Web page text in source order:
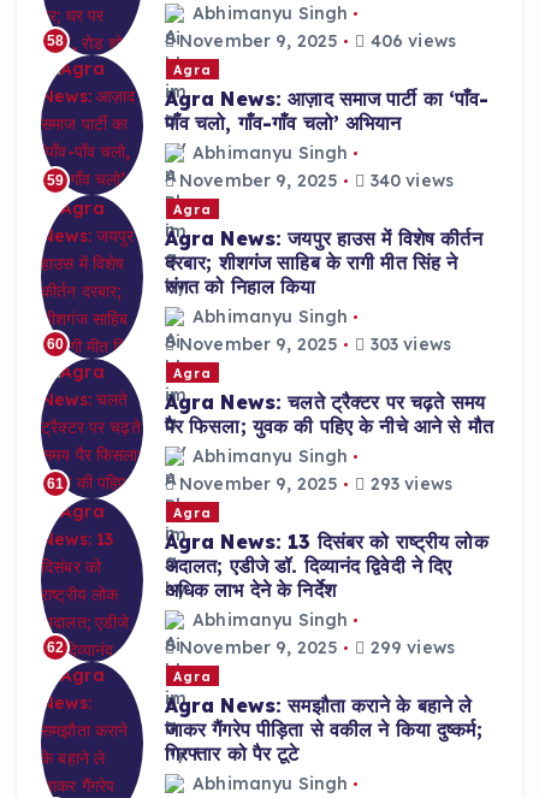
58
Abhimanyu Singh
November 9, 2025
406 views
59
Agra
Agra News: आज़ाद समाज पार्टी का ‘पाँव-
पाँव चलो, गाँव-गाँव चलो’ अभियान
Abhimanyu Singh
November 9, 2025
340 views
60
Agra
Agra News: जयपुर हाउस में विशेष कीर्तन
दरबार; शीशगंज साहिब के रागी मीत सिंह ने
संगत को निहाल किया
Abhimanyu Singh
November 9, 2025
303 views
61
Agra
Agra News: चलते ट्रैक्टर पर चढ़ते समय
पैर फिसला; युवक की पहिए के नीचे आने से मौत
Abhimanyu Singh
November 9, 2025
293 views
62
Agra
Agra News: 13 दिसंबर को राष्ट्रीय लोक
अदालत; एडीजे डॉ. दिव्यानंद द्विवेदी ने दिए
अधिक लाभ देने के निर्देश
Abhimanyu Singh
November 9, 2025
299 views
Agra
Agra News: समझौता कराने के बहाने ले
जाकर गैंगरेप पीड़िता से वकील ने किया दुष्कर्म;
गिरफ्तार को पैर टूटे
Abhimanyu Singh